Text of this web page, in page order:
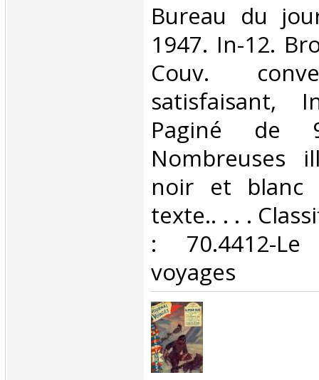
‎Bureau du
1947. In-12.
Couv.
satisfaisant,
Paginé de
Nombreuses
noir et blanc
texte.. . . .
: 70.4412-
voyages‎